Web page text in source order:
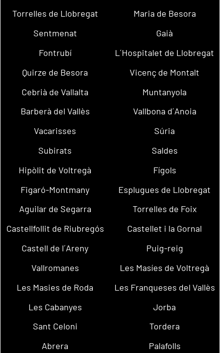
Torrelles de Llobregat
Maria de Besora
Sentmenat
Gaià
Fontrubí
L´Hospitalet de Llobregat
Quirze de Besora
Vicenç de Montalt
Cebrià de Vallalta
Muntanyola
Barberà del Vallès
Vallbona d´Anoia
Vacarisses
Súria
Subirats
Saldes
Hipòlit de Voltregà
Fígols
Figaró-Montmany
Esplugues de Llobregat
Aguilar de Segarra
Torrelles de Foix
Castellfollit de Riubregós
Castellet i la Gornal
Castell de l´Areny
Puig-reig
Vallromanes
Les Masíes de Voltregà
Les Masies de Roda
Les Franqueses del Vallès
Les Cabanyes
Jorba
Sant Celoni
Tordera
Abrera
Palafolls